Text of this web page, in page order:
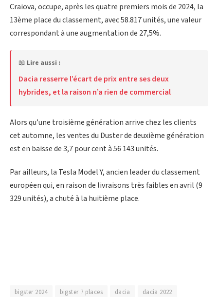
Craiova, occupe, après les quatre premiers mois de 2024, la
13ème place du classement, avec 58.817 unités, une valeur
correspondant à une augmentation de 27,5%.
📖 Lire aussi :
Dacia resserre l’écart de prix entre ses deux
hybrides, et la raison n’a rien de commercial
Alors qu’une troisième génération arrive chez les clients
cet automne, les ventes du Duster de deuxième génération
est en baisse de 3,7 pour cent à 56 143 unités.
Par ailleurs, la Tesla Model Y, ancien leader du classement
européen qui, en raison de livraisons très faibles en avril (9
329 unités), a chuté à la huitième place.
bigster 2024 bigster 7 places dacia
dacia 2022